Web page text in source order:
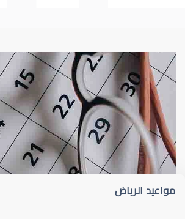
اعتلال الشبكية السكري الشبكية
مواعيد الرياض